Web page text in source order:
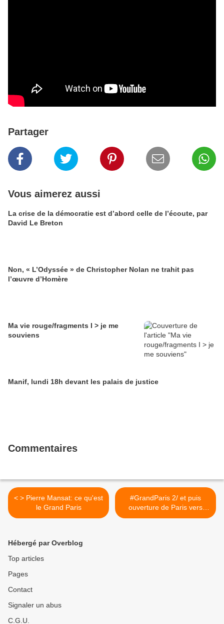
Partager
Vous aimerez aussi
La crise de la démocratie est d’abord celle de l’écoute, par
David Le Breton
Non, « L’Odyssée » de Christopher Nolan ne trahit pas
l’œuvre d’Homère
Ma vie rouge/fragments I > je me
souviens
Manif, lundi 18h devant les palais de justice
Commentaires
< > Pierre Mansat: ce qu'est
le Grand Paris
#GrandParis 2/ et puis
ouverture de Paris vers
ses... >
Hébergé par Overblog
Top articles
Pages
Contact
Signaler un abus
C.G.U.